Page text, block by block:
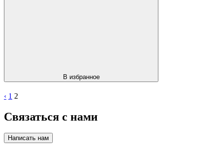
В избранное
‹ 1 2
Связаться с нами
Написать нам